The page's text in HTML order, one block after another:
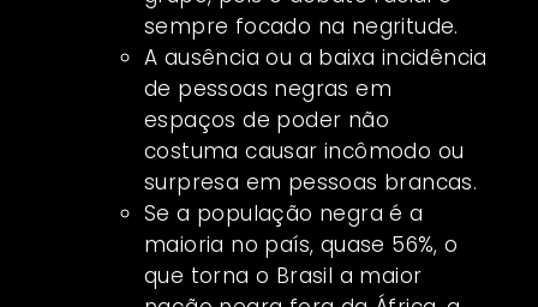
sempre focado na negritude.
A ausência ou a baixa incidência
de pessoas negras em
espaços de poder não
costuma causar incômodo ou
surpresa em pessoas brancas.
Se a população negra é a
maioria no país, quase 56%, o
que torna o Brasil a maior